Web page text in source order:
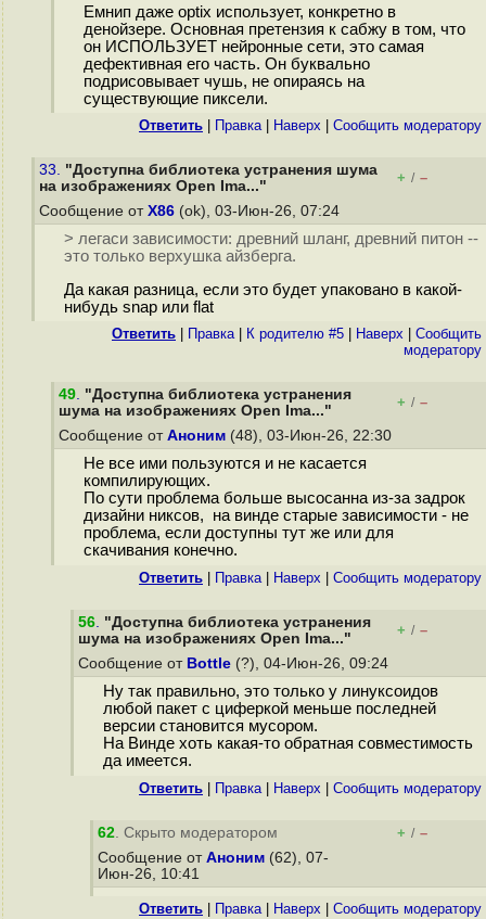
Емнип даже optix использует, конкретно в
денойзере. Основная претензия к сабжу в том, что
он ИСПОЛЬЗУЕТ нейронные сети, это самая
дефективная его часть. Он буквально
подрисовывает чушь, не опираясь на
существующие пиксели.
Ответить Правка| Наверх Cообщить модератору
33. "Доступна библиотека устранения шума
на изображениях Open Ima..."
+ / –
Сообщение от X86 (ok), 03-Июн-26, 07:24
> легаси зависимости: древний шланг, древний питон --
это только верхушка айзберга.
Да какая разница, если это будет упаковано в какой-
нибудь snap или flat
Ответить Правка| К родителю #5 Наверх
Cообщить
модератору
49. "Доступна библиотека устранения
шума на изображениях Open Ima..."
+ / –
Сообщение от Аноним (48), 03-Июн-26, 22:30
Не все ими пользуются и не касается
компилирующих.
По сути проблема больше высосанна из-за задрок
дизайни никсов, на винде старые зависимости - не
проблема, если доступны тут же или для
скачивания конечно.
Ответить Правка| Наверх Cообщить модератору
56. "Доступна библиотека устранения
шума на изображениях Open Ima..."
+ / –
Сообщение от Bottle (?), 04-Июн-26, 09:24
Ну так правильно, это только у линуксоидов
любой пакет с циферкой меньше последней
версии становится мусором.
На Винде хоть какая-то обратная совместимость
да имеется.
Ответить Правка| Наверх Cообщить модератору
62. Скрыто модератором + / –
Сообщение от Аноним (62), 07-
Июн-26, 10:41
Ответить Правка| Наверх Cообщить модератору